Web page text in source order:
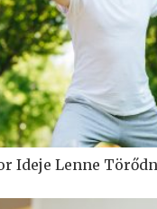
Ideje Lenne